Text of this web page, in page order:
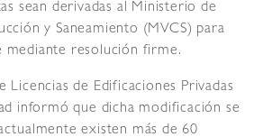
sean derivadas al Ministerio de
y Saneamiento (MVCS) para
mediante resolución firme.
Licencias de Edificaciones Privadas
informó que dicha modificación se
existen más de 60